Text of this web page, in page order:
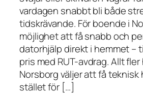
vardagen snabbt bli både
tidskrävande. För boende i
möjlighet att få snabb och
datorhjälp direkt i hemmet –
pris med RUT-avdrag. Allt
Norsborg väljer att få teknisk
stället för […]